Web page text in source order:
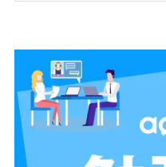
が発生します。 本記事では、
やすく整理し、主な原因、用
方法、そして今すぐできる改
議・VoIP・配信・RTE（Real-
ま役立つ実践ガイドです。